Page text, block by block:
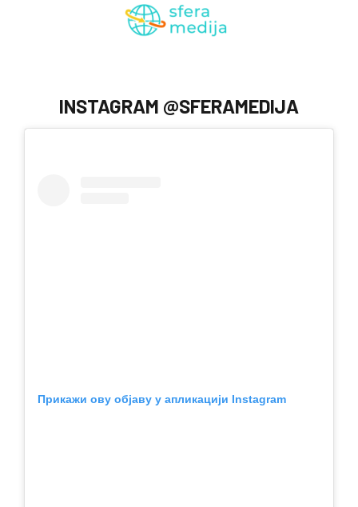
INSTAGRAM @SFERAMEDIJA
Прикажи ову објаву у апликацији Instagram